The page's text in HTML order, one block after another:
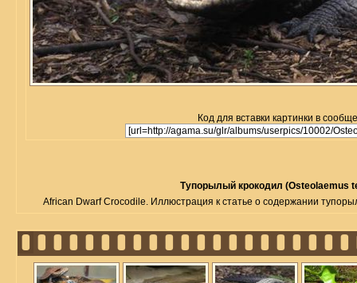
Код для вставки картинки в
Тупорылый крокодил (Osteolaemus
African Dwarf Crocodile. Иллюстрация к статье о содержании